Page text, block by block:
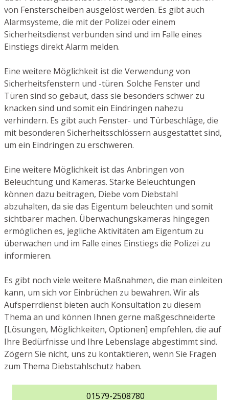
von Fensterscheiben ausgelöst werden. Es gibt auch
Alarmsysteme, die mit der Polizei oder einem
Sicherheitsdienst verbunden sind und im Falle eines
Einstiegs direkt Alarm melden.
Eine weitere Möglichkeit ist die Verwendung von
Sicherheitsfenstern und -türen. Solche Fenster und
Türen sind so gebaut, dass sie besonders schwer zu
knacken sind und somit ein Eindringen nahezu
verhindern. Es gibt auch Fenster- und Türbeschläge, die
mit besonderen Sicherheitsschlössern ausgestattet sind,
um ein Eindringen zu erschweren.
Eine weitere Möglichkeit ist das Anbringen von
Beleuchtung und Kameras. Starke Beleuchtungen
können dazu beitragen, Diebe vom Diebstahl
abzuhalten, da sie das Eigentum beleuchten und somit
sichtbarer machen. Überwachungskameras hingegen
ermöglichen es, jegliche Aktivitäten am Eigentum zu
überwachen und im Falle eines Einstiegs die Polizei zu
informieren.
Es gibt noch viele weitere Maßnahmen, die man einleiten
kann, um sich vor Einbrüchen zu bewahren. Wir als
Aufsperrdienst bieten auch Konsultation zu diesem
Thema an und können Ihnen gerne maßgeschneiderte
[Lösungen, Möglichkeiten, Optionen] empfehlen, die auf
Ihre Bedürfnisse und Ihre Lebenslage abgestimmt sind.
Zögern Sie nicht, uns zu kontaktieren, wenn Sie Fragen
zum Thema Diebstahlschutz haben.
01579-2508780